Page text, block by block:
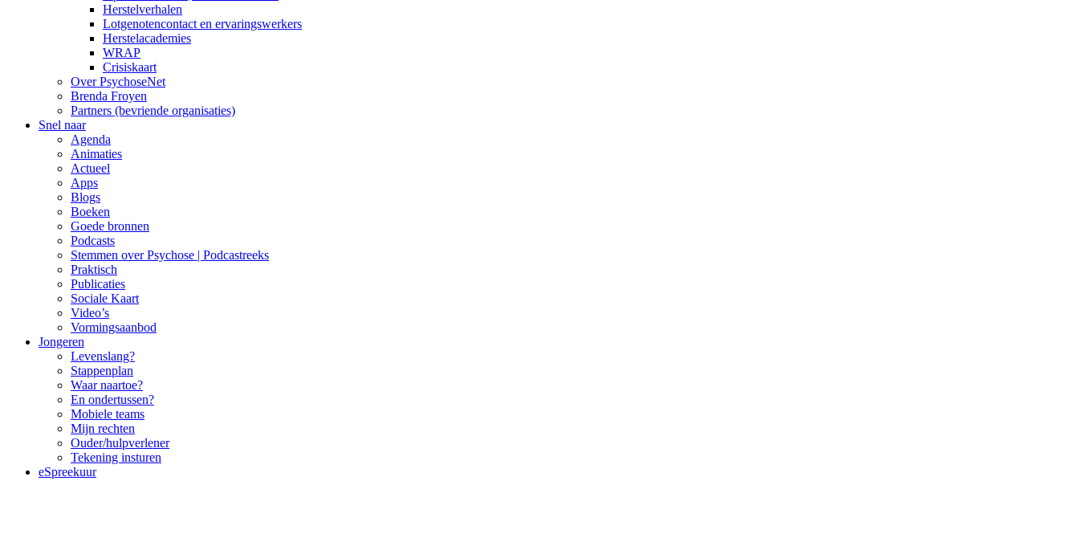
Herstelverhalen
Lotgenotencontact en ervaringswerkers
Herstelacademies
WRAP
Crisiskaart
Over PsychoseNet
Brenda Froyen
Partners (bevriende organisaties)
Snel naar
Agenda
Animaties
Actueel
Apps
Blogs
Boeken
Goede bronnen
Podcasts
Stemmen over Psychose | Podcastreeks
Praktisch
Publicaties
Sociale Kaart
Video’s
Vormingsaanbod
Jongeren
Levenslang?
Stappenplan
Waar naartoe?
En ondertussen?
Mobiele teams
Mijn rechten
Ouder/hulpverlener
Tekening insturen
eSpreekuur